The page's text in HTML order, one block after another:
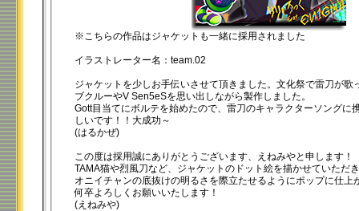
※こちらの作品はジャケットも一緒に採用されました
イラストレーター名：team.02
ジャケットを少しお手伝いさせて頂きました。文化祭で雷刀が歌
ブクルーやV Sen5eSを思い出しながら製作しました。
Gott目当てにボルテを始めたので、雷刀のキャラクターソングに
しいです！！大成功～
(はるかぜ)
この度は採用誠にありがとうございます、えねみやと申します！
TAMA猫や烈風刀など、ジャケットのドット絵を描かせていただ
オニイチャンの底抜けの明るさを際立たせるようにポップに仕上
何卒よろしくお願いいたします！
(えねみや)